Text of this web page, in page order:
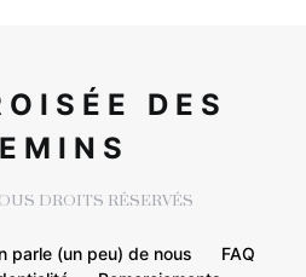
DES
DROITS RÉSERVÉS
parle (un peu) de nous
FAQ